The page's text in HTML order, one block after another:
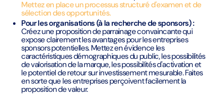
Mettez en place un processus structuré d'examen et de
sélection des opportunités.
Pour les organisations (à la recherche de sponsors) :
Créez une proposition de parrainage convaincante qui
expose clairement les avantages pour les entreprises
sponsors potentielles. Mettez en évidence les
caractéristiques démographiques du public, les possibilités
de valorisation de la marque, les possibilités d'activation et
le potentiel de retour sur investissement mesurable. Faites
en sorte que les entreprises perçoivent facilement la
proposition de valeur.